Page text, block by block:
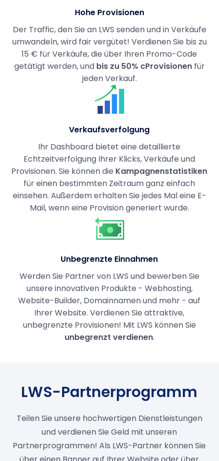
Hohe Provisionen
Der Traffic, den Sie an LWS senden und in Verkäufe
umwandeln, wird fair vergütet! Verdienen Sie bis zu
15 € für Verkäufe, die über Ihren Promo-Code
getätigt werden, und bis zu 50% cProvisionenfür
jeden Verkauf.
Verkaufsverfolgung
Ihr Dashboard bietet eine detaillierte
Echtzeitverfolgung Ihrer Klicks, Verkäufe und
Provisionen. Sie können die Kampagnenstatistiken
für einen bestimmten Zeitraum ganz einfach
einsehen. Außerdem erhalten Sie jedes Mal eine E-
Mail, wenn eine Provision generiert wurde.
Unbegrenzte Einnahmen
Werden Sie Partner von LWS und bewerben Sie
unsere innovativen Produkte - Webhosting,
Website-Builder, Domainnamen und mehr - auf
Ihrer Website. Verdienen Sie attraktive,
unbegrenzte Provisionen! Mit LWS können Sie
unbegrenzt verdienen.
LWS-Partnerprogramm
Teilen Sie unsere hochwertigen Dienstleistungen
und verdienen Sie Geld mit unseren
Partnerprogrammen! Als LWS-Partner können Sie